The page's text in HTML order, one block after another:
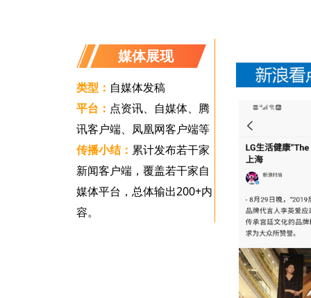
媒体展现
类型： 自媒体发稿
平台： 点资讯、自媒体、腾
讯客户端、凤凰网客户端等
传播小结： 累计发布若干家
新闻客户端，覆盖若干家自
媒体平台，总体输出200+内
容。